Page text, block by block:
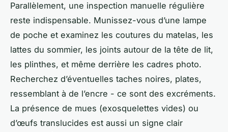
Parallèlement, une inspection manuelle régulière
reste indispensable. Munissez-vous d’une lampe
de poche et examinez les coutures du matelas, les
lattes du sommier, les joints autour de la tête de lit,
les plinthes, et même derrière les cadres photo.
Recherchez d’éventuelles taches noires, plates,
ressemblant à de l’encre - ce sont des excréments.
La présence de mues (exosquelettes vides) ou
d’œufs translucides est aussi un signe clair